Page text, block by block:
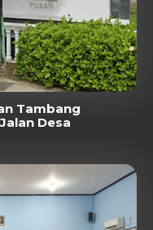
Tambang
Desa